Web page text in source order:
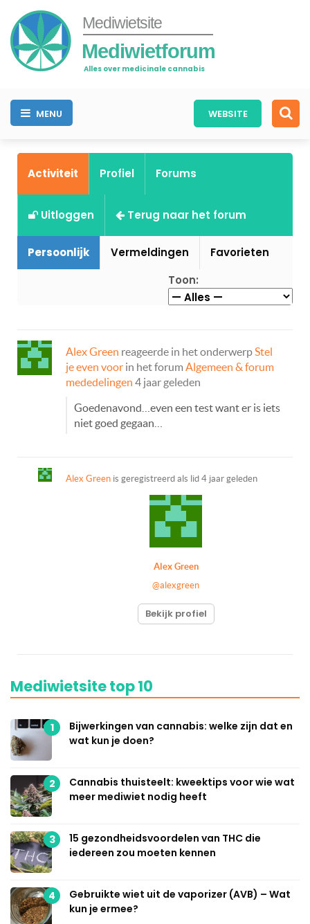
Mediwietsite
Mediwietforum
Alles over medicinale cannabis
MENU WEBSITE
Activiteit Profiel Forums
Uitloggen Terug naar het forum
Persoonlijk Vermeldingen
Favorieten
Toon:
Alex Green reageerde in het onderwerp Stel
je even voor in het forum Algemeen & forum
mededelingen 4 jaar geleden
Goedenavond…even een test want er is iets
niet goed gegaan…
Alex Green is geregistreerd als lid 4 jaar geleden
Alex Green
@alexgreen
Bekijk profiel
Mediwietsite top 10
1
Bijwerkingen van cannabis: welke zijn dat en
wat kun je doen?
2
Cannabis thuisteelt: kweektips voor wie wat
meer mediwiet nodig heeft
3
15 gezondheidsvoordelen van THC die
iedereen zou moeten kennen
4
Gebruikte wiet uit de vaporizer (AVB) – Wat
kun je ermee?